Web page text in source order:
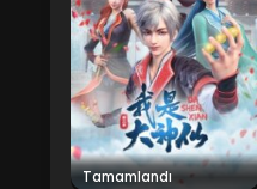
Tamamlandı